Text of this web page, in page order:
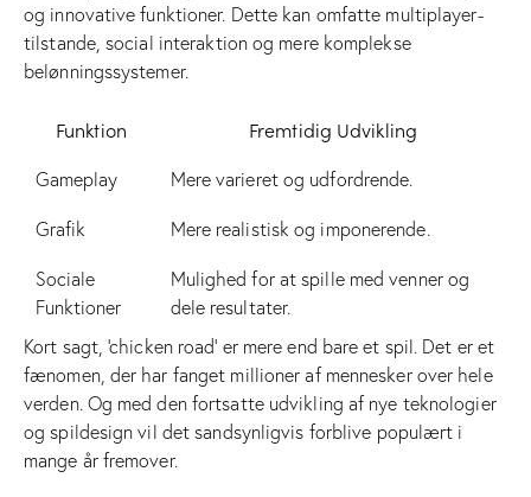
og innovative funktioner. Dette kan omfatte multiplayer-
tilstande, social interaktion og mere komplekse
belønningssystemer.
Funktion Fremtidig Udvikling
Gameplay Mere varieret og udfordrende.
Grafik Mere realistisk og imponerende.
Sociale
Funktioner
Mulighed for at spille med venner og
dele resultater.
Kort sagt, ‘chicken road’ er mere end bare et spil. Det er et
fænomen, der har fanget millioner af mennesker over hele
verden. Og med den fortsatte udvikling af nye teknologier
og spildesign vil det sandsynligvis forblive populært i
mange år fremover.